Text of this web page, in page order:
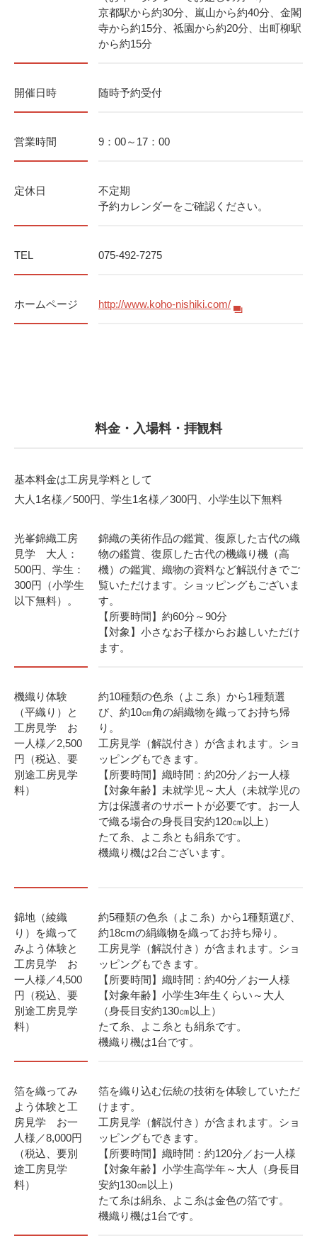
京都駅から約30分、嵐山から約40分、金閣
寺から約15分、祗園から約20分、出町柳駅
から約15分
開催日時 随時予約受付
営業時間 9：00～17：00
定休日
不定期
予約カレンダーをご確認ください。
TEL 075-492-7275
ホームページ http://www.koho-nishiki.com/
料金・入場料・拝観料
基本料金は工房見学料として
大人1名様／500円、学生1名様／300円、小学生以下無料
光峯錦織工房
見学 大人：
500円、学生：
300円（小学生
以下無料）。
錦織の美術作品の鑑賞、復原した古代の織
物の鑑賞、復原した古代の機織り機（高
機）の鑑賞、織物の資料など解説付きでご
覧いただけます。ショッピングもございま
す。
【所要時間】約60分～90分
【対象】小さなお子様からお越しいただけ
ます。
機織り体験
（平織り）と
工房見学 お
一人様／2,500
円（税込、要
別途工房見学
料）
約10種類の色糸（よこ糸）から1種類選
び、約10㎝角の絹織物を織ってお持ち帰
り。
工房見学（解説付き）が含まれます。ショ
ッピングもできます。
【所要時間】織時間：約20分／お一人様
【対象年齢】未就学児～大人（未就学児の
方は保護者のサポートが必要です。お一人
で織る場合の身長目安約120㎝以上）
たて糸、よこ糸とも絹糸です。
機織り機は2台ございます。
錦地（綾織
り）を織って
みよう体験と
工房見学 お
一人様／4,500
円（税込、要
別途工房見学
料）
約5種類の色糸（よこ糸）から1種類選び、
約18cmの絹織物を織ってお持ち帰り。
工房見学（解説付き）が含まれます。ショ
ッピングもできます。
【所要時間】織時間：約40分／お一人様
【対象年齢】小学生3年生くらい～大人
（身長目安約130㎝以上）
たて糸、よこ糸とも絹糸です。
機織り機は1台です。
箔を織ってみ
よう体験と工
房見学 お一
人様／8,000円
（税込、要別
途工房見学
料）
箔を織り込む伝統の技術を体験していただ
けます。
工房見学（解説付き）が含まれます。ショ
ッピングもできます。
【所要時間】織時間：約120分／お一人様
【対象年齢】小学生高学年～大人（身長目
安約130㎝以上）
たて糸は絹糸、よこ糸は金色の箔です。
機織り機は1台です。